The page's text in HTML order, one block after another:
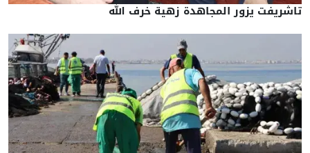
تاشريفت يزور المجاهدة زهية خرف الله